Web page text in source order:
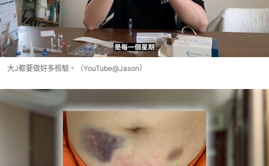
大J都要做好多檢驗。（YouTube@Jason）